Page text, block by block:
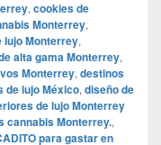
, cookies de
Monterrey,
lujo Monterrey,
alta gama Monterrey,
Monterrey, destinos
de lujo México, diseño de
de lujo Monterrey
cannabis Monterrey.,
para gastar en